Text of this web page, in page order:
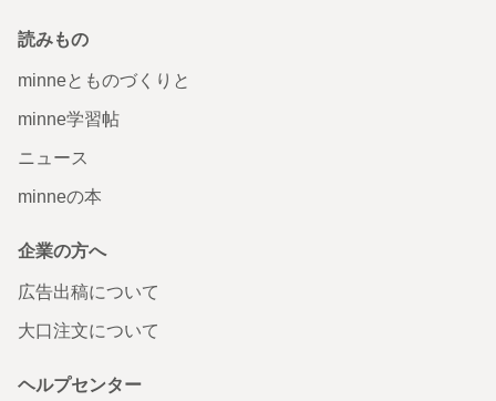
読みもの
minneとものづくりと
minne学習帖
ニュース
minneの本
企業の方へ
広告出稿について
大口注文について
ヘルプセンター